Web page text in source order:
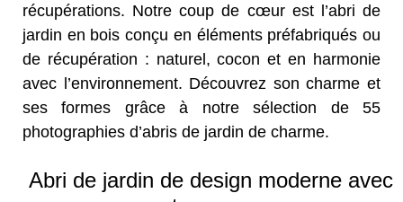
récupérations. Notre coup de cœur est l’abri de
jardin en bois conçu en éléments préfabriqués ou
de récupération : naturel, cocon et en harmonie
avec l’environnement. Découvrez son charme et
ses formes grâce à notre sélection de 55
photographies d’abris de jardin de charme.
Abri de jardin de design moderne avec